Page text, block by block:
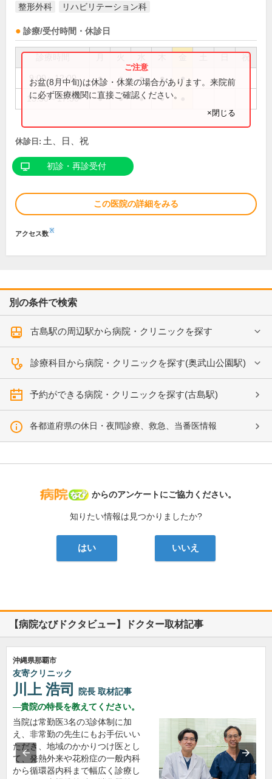
整形外科 リハビリテーション科
診療/受付時間・休診日
祝
9:00～12:00 ● ● ● ● ●
13:30～17:30 ● ● ● ●
お盆(8月中旬)は休診・休業の場合があります。来院前
に必ず医療機関に直接ご確認ください。
×閉じる
休診日: 土、日、祝
初診・再診受付
この医院の詳細をみる
アクセス数※
別の条件で検索
古島駅の周辺駅から病院・クリニックを探す
診療科目から病院・クリニックを探す(奥武山公園駅)
予約ができる病院・クリニックを探す(古島駅)
各都道府県の休日・夜間診療、救急、当番医情報
病院なび
からのアンケートにご協力ください。
知りたい情報は見つかりましたか?
はい いいえ
【病院なびドクタビュー】ドクター取材記事
沖縄県那覇市
友寄クリニック
川上 浩司 院長 取材記事
貴院の特長を教えてください。
当院は常勤医3名の3診体制に加
え、非常勤の先生にもお手伝いい
ただき、地域のかかりつけ医とし
て、発熱外来や花粉症の一般内科
から循環器内科まで幅広く診療し